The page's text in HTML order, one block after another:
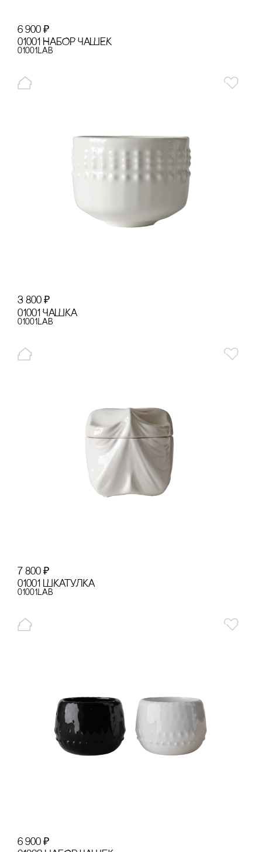
6 900 ₽
01001 НАБОР ЧАШЕК
01001LAB
3 800 ₽
01001 ЧАШКА
01001LAB
7 800 ₽
01001 ШКАТУЛКА
01001LAB
6 900 ₽